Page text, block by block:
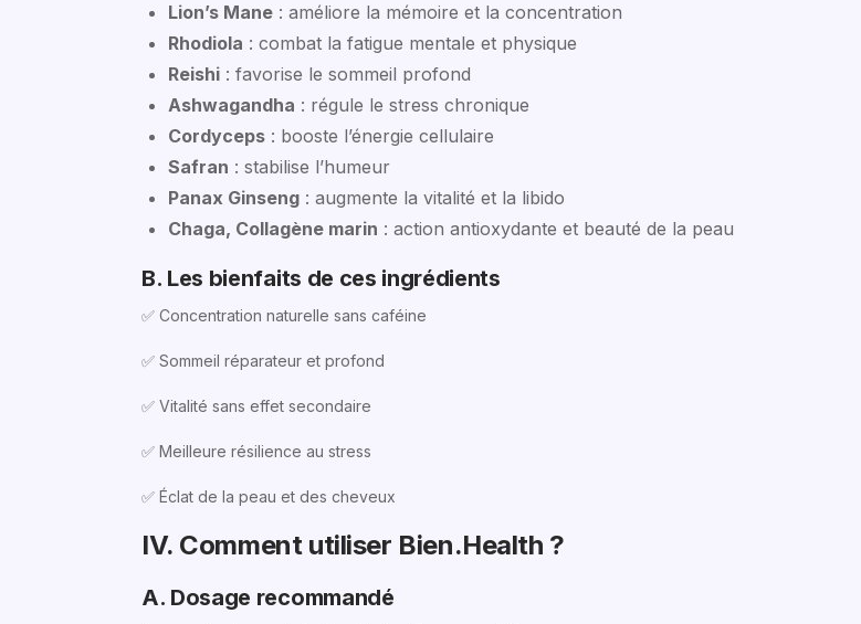
Lion’s Mane : améliore la mémoire et la concentration
Rhodiola : combat la fatigue mentale et physique
Reishi : favorise le sommeil profond
Ashwagandha : régule le stress chronique
Cordyceps : booste l’énergie cellulaire
Safran : stabilise l’humeur
Panax Ginseng : augmente la vitalité et la libido
Chaga, Collagène marin : action antioxydante et beauté de la peau
B. Les bienfaits de ces ingrédients
✅ Concentration naturelle sans caféine
✅ Sommeil réparateur et profond
✅ Vitalité sans effet secondaire
✅ Meilleure résilience au stress
✅ Éclat de la peau et des cheveux
IV. Comment utiliser Bien.Health ?
A. Dosage recommandé